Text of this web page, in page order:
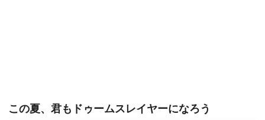
この夏、君もドゥームスレイヤーになろう